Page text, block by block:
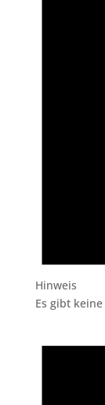
Hinweis
Es gibt